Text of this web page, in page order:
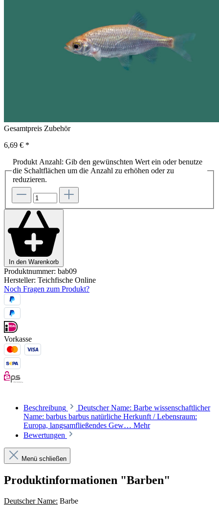
Gesamtpreis Zubehör
6,69 € *
Produkt Anzahl: Gib den gewünschten Wert ein oder benutze
die Schaltflächen um die Anzahl zu erhöhen oder zu
reduzieren.
In den Warenkorb
Produktnummer: bab09
Hersteller: Teichfische Online
Noch Fragen zum Produkt?
Vorkasse
Beschreibung
Deutscher Name: Barbe wissenschaftlicher
Name: barbus barbus natürliche Herkunft / Lebensraum:
Europa, langsamfließendes Gew… Mehr
Bewertungen
Menü schließen
Produktinformationen "Barben"
Deutscher Name: Barbe